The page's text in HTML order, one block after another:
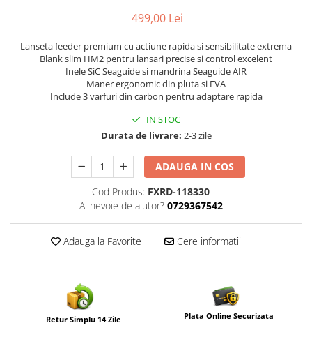
499,00 Lei
Lanseta feeder premium cu actiune rapida si sensibilitate extrema
Blank slim HM2 pentru lansari precise si control excelent
Inele SiC Seaguide si mandrina Seaguide AIR
Maner ergonomic din pluta si EVA
Include 3 varfuri din carbon pentru adaptare rapida
IN STOC
Durata de livrare: 2-3 zile
ADAUGA IN COS
Cod Produs: FXRD-118330
Ai nevoie de ajutor? 0729367542
Adauga la Favorite Cere informatii
Retur Simplu 14 Zile Plata Online Securizata